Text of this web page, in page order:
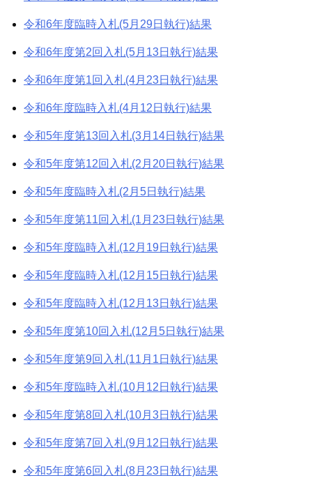
令和6年度臨時入札(5月29日執行)結果
令和6年度第2回入札(5月13日執行)結果
令和6年度第1回入札(4月23日執行)結果
令和6年度臨時入札(4月12日執行)結果
令和5年度第13回入札(3月14日執行)結果
令和5年度第12回入札(2月20日執行)結果
令和5年度臨時入札(2月5日執行)結果
令和5年度第11回入札(1月23日執行)結果
令和5年度臨時入札(12月19日執行)結果
令和5年度臨時入札(12月15日執行)結果
令和5年度臨時入札(12月13日執行)結果
令和5年度第10回入札(12月5日執行)結果
令和5年度第9回入札(11月1日執行)結果
令和5年度臨時入札(10月12日執行)結果
令和5年度第8回入札(10月3日執行)結果
令和5年度第7回入札(9月12日執行)結果
令和5年度第6回入札(8月23日執行)結果